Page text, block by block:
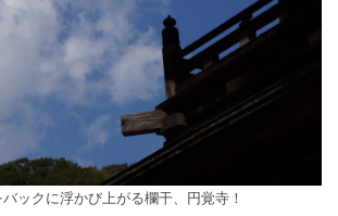
ックに浮かび上がる欄干、円覚寺！